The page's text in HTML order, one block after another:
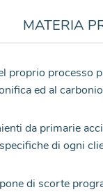
MATERIA
proprio processo
ed al
da primarie
di ogni
di scorte